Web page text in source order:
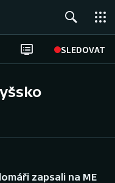
SLEDOVAT
zapsali na ME